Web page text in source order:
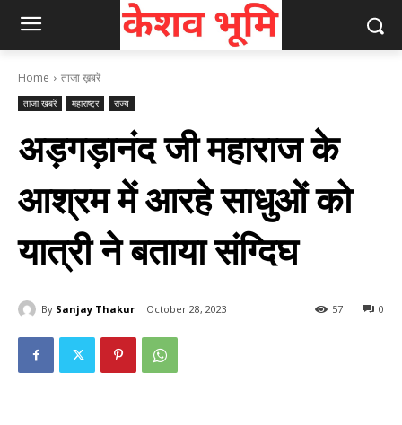
Home ताजा ख़बरें
ताजा ख़बरें महाराष्ट्र राज्य
अड़गड़ानंद जी महाराज के
आश्रम में आरहे साधुओं को
यात्री ने बताया संग्दिघ
By Sanjay Thakur October 28, 2023 0
57